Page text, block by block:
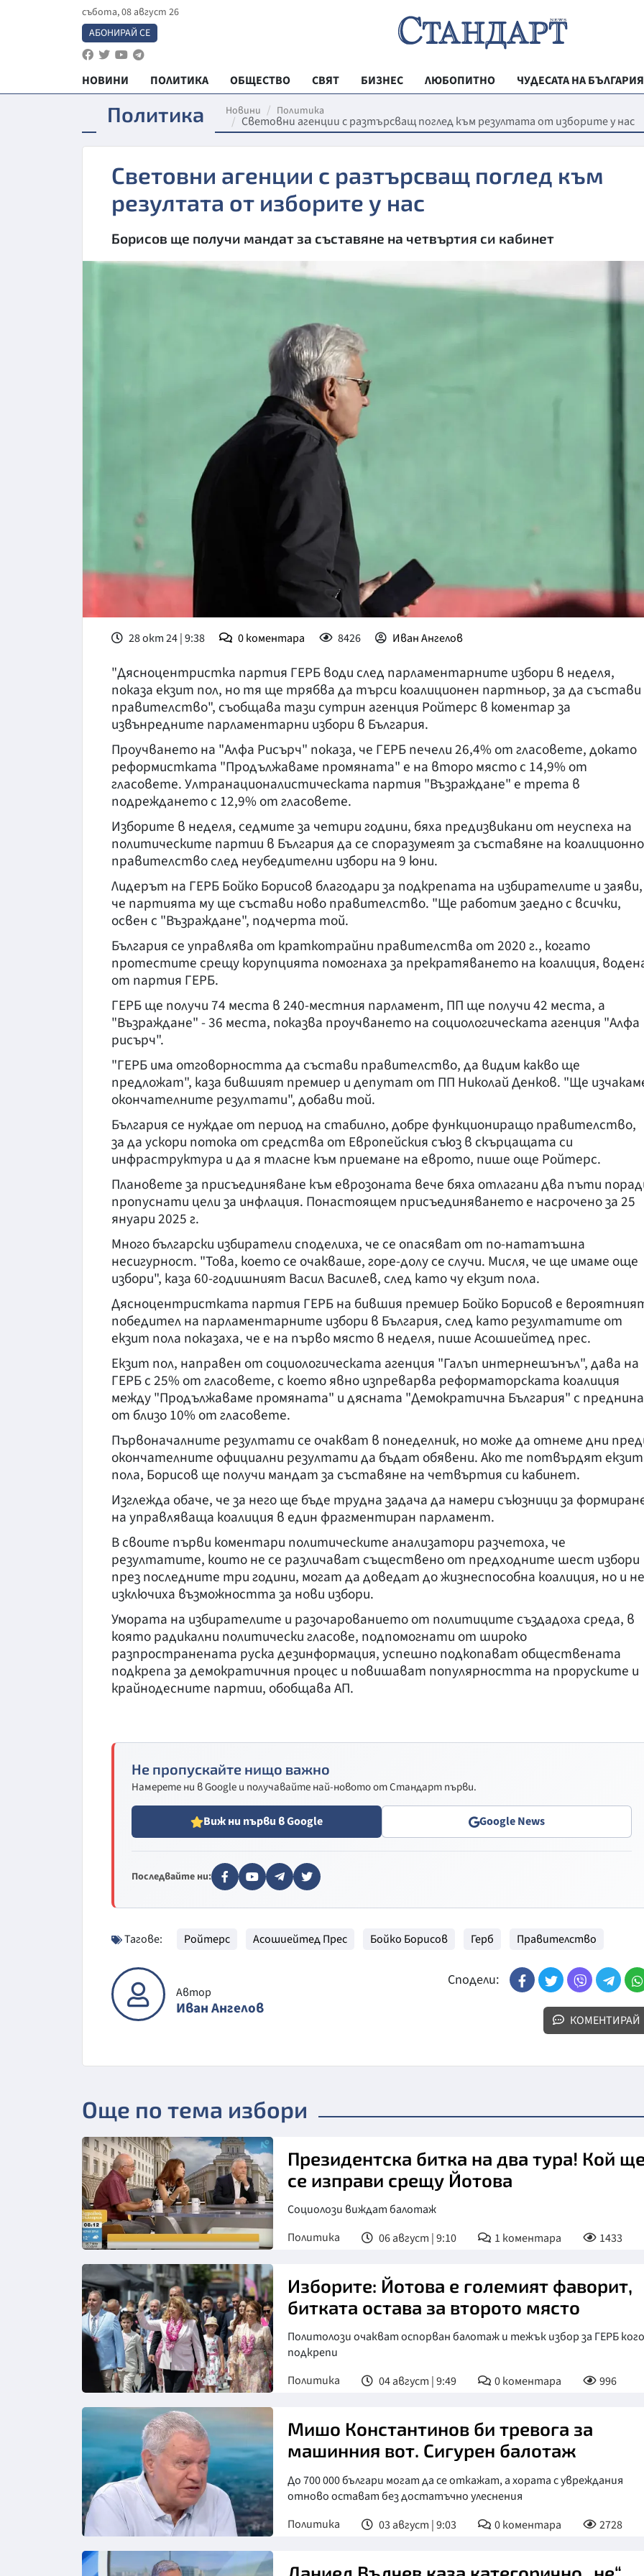
събота, 08 август 26
АБОНИРАЙ СЕ
НОВИНИ ПОЛИТИКА ОБЩЕСТВО СВЯТ БИЗНЕС ЛЮБОПИТНО
ЧУДЕСАТА НА БЪЛГАРИЯ
ВЕСТНИК
ЗДРАВЕ
ТЕХНОЛОГИИ
ДА!НА
Политика Новини Политика
Световни агенции с разтърсващ поглед към резултата от изборите у нас
Световни агенции с разтърсващ поглед към
резултата от изборите у нас
Борисов ще получи мандат за съставяне на четвъртия си кабинет
28 окт 24 | 9:38 0коментара 8426 Иван Ангелов
"Дясноцентристка партия ГЕРБ води след парламентарните избори в неделя,
показа екзит пол, но тя ще трябва да търси коалиционен партньор, за да състави
правителство", съобщава тази сутрин агенция Ройтерс в коментар за
извънредните парламентарни избори в България.
Проучването на "Алфа Рисърч" показа, че ГЕРБ печели 26,4% от гласовете, докато
реформистката "Продължаваме промяната" е на второ място с 14,9% от
гласовете. Ултранационалистическата партия "Възраждане" е трета в
подреждането с 12,9% от гласовете.
Изборите в неделя, седмите за четири години, бяха предизвикани от неуспеха на
политическите партии в България да се споразумеят за съставяне на коалиционно
правителство след неубедителни избори на 9 юни.
Лидерът на ГЕРБ Бойко Борисов благодари за подкрепата на избирателите и заяви,
че партията му ще състави ново правителство. "Ще работим заедно с всички,
освен с "Възраждане", подчерта той.
България се управлява от краткотрайни правителства от 2020 г., когато
протестите срещу корупцията помогнаха за прекратяването на коалиция,
от партия ГЕРБ.
ГЕРБ ще получи 74 места в 240-местния парламент, ПП ще получи 42 места, а
"Възраждане" - 36 места, показва проучването на социологическата агенция "Алфа
рисърч".
"ГЕРБ има отговорността да състави правителство, да видим какво ще
предложат", каза бившият премиер и депутат от ПП Николай Денков. "Ще
окончателните резултати", добави той.
България се нуждае от период на стабилно, добре функциониращо правителство,
за да ускори потока от средства от Европейския съюз в скърцащата си
инфраструктура и да я тласне към приемане на еврото, пише още Ройтерс.
Плановете за присъединяване към еврозоната вече бяха отлагани два пъти
пропуснати цели за инфлация. Понастоящем присъединяването е насрочено за 25
януари 2025 г.
Много български избиратели споделиха, че се опасяват от по-нататъшна
несигурност. "Това, което се очакваше, горе-долу се случи. Мисля, че ще имаме още
избори", каза 60-годишният Васил Василев, след като чу екзит пола.
Дясноцентристката партия ГЕРБ на бившия премиер Бойко Борисов е
победител на парламентарните избори в България, след като резултатите от
екзит пола показаха, че е на първо място в неделя, пише Асошиейтед прес.
Екзит пол, направен от социологическата агенция "Галъп интернешънъл", дава на
ГЕРБ с 25% от гласовете, с което явно изпреварва реформаторската коалиция
между "Продължаваме промяната" и дясната "Демократична България" с преднина
от близо 10% от гласовете.
Първоначалните резултати се очакват в понеделник, но може да отнеме дни
окончателните официални резултати да бъдат обявени. Ако те потвърдят екзит
пола, Борисов ще получи мандат за съставяне на четвъртия си кабинет.
Изглежда обаче, че за него ще бъде трудна задача да намери съюзници за
на управляваща коалиция в един фрагментиран парламент.
В своите първи коментари политическите анализатори разчетоха, че
резултатите, които не се различават съществено от предходните шест избори
през последните три години, могат да доведат до жизнеспособна коалиция, но и не
изключиха възможността за нови избори.
Умората на избирателите и разочарованието от политиците създадоха среда, в
която радикални политически гласове, подпомогнати от широко
разпространената руска дезинформация, успешно подкопават обществената
подкрепа за демократичния процес и повишават популярността на проруските и
крайнодесните партии, обобщава АП.
Не пропускайте нищо важно
Намерете ни в Google и получавайте най-новото от Стандарт първи.
Виж ни първи в Google Google News
Последвайте ни:
Тагове: Ройтерс Асошиейтед Прес Бойко Борисов Герб Правителство
Автор
Иван Ангелов
Сподели:
КОМЕНТИРАЙ
Още по тема избори
Президентска битка на два тура! Кой
се изправи срещу Йотова
Социолози виждат балотаж
Политика
06 август | 9:10 1 коментара 1433
Изборите: Йотова е големият фаворит,
битката остава за второто място
Политолози очакват оспорван балотаж и тежък избор за ГЕРБ
подкрепи
Политика
04 август | 9:49 0коментара 996
Снимка: бТВ
Мишо Константинов би тревога за
машинния вот. Сигурен балотаж
До 700 000 българи могат да се откажат, а хората с увреждания
отново остават без достатъчно улеснения
Политика
03 август | 9:03 0коментара 2728